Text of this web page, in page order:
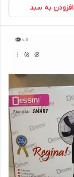
افزودن به سبد